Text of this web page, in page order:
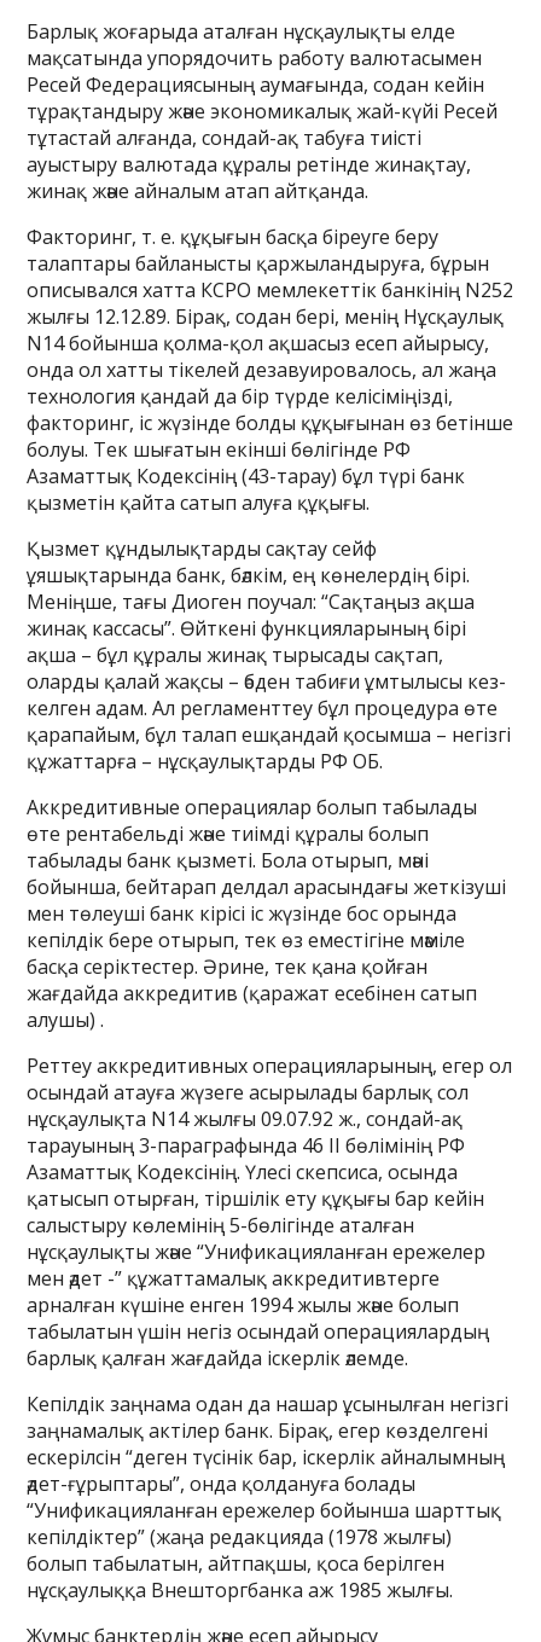
Барлық жоғарыда аталған нұсқаулықты елде
мақсатында упорядочить работу валютасымен
Ресей Федерациясының аумағында, содан кейін
тұрақтандыру және экономикалық жай-күйі Ресей
тұтастай алғанда, сондай-ақ табуға тиісті
ауыстыру валютада құралы ретінде жинақтау,
жинақ және айналым атап айтқанда.
Факторинг, т. е. құқығын басқа біреуге беру
талаптары байланысты қаржыландыруға, бұрын
описывался хатта КСРО мемлекеттік банкінің N252
жылғы 12.12.89. Бірақ, содан бері, менің Нұсқаулық
N14 бойынша қолма-қол ақшасыз есеп айырысу,
онда ол хатты тікелей дезавуировалось, ал жаңа
технология қандай да бір түрде келісіміңізді,
факторинг, іс жүзінде болды құқығынан өз бетінше
болуы. Тек шығатын екінші бөлігінде РФ
Азаматтық Кодексінің (43-тарау) бұл түрі банк
қызметін қайта сатып алуға құқығы.
Қызмет құндылықтарды сақтау сейф
ұяшықтарында банк, бәлкім, ең көнелердің бірі.
Меніңше, тағы Диоген поучал: “Сақтаңыз ақша
жинақ кассасы”. Өйткені функцияларының бірі
ақша – бұл құралы жинақ тырысады сақтап,
оларды қалай жақсы – әбден табиғи ұмтылысы кез-
келген адам. Ал регламенттеу бұл процедура өте
қарапайым, бұл талап ешқандай қосымша – негізгі
құжаттарға – нұсқаулықтарды РФ ОБ.
Аккредитивные операциялар болып табылады
өте рентабельді және тиімді құралы болып
табылады банк қызметі. Бола отырып, мәні
бойынша, бейтарап делдал арасындағы жеткізуші
мен төлеуші банк кірісі іс жүзінде бос орында
кепілдік бере отырып, тек өз еместігіне мәміле
басқа серіктестер. Әрине, тек қана қойған
жағдайда аккредитив (қаражат есебінен сатып
алушы) .
Реттеу аккредитивных операцияларының, егер ол
осындай атауға жүзеге асырылады барлық сол
нұсқаулықта N14 жылғы 09.07.92 ж., сондай-ақ
тарауының 3-параграфында 46 II бөлімінің РФ
Азаматтық Кодексінің. Үлесі скепсиса, осында
қатысып отырған, тіршілік ету құқығы бар кейін
салыстыру көлемінің 5-бөлігінде аталған
нұсқаулықты және “Унификацияланған ережелер
мен әдет -” құжаттамалық аккредитивтерге
арналған күшіне енген 1994 жылы және болып
табылатын үшін негіз осындай операциялардың
барлық қалған жағдайда іскерлік әлемде.
Кепілдік заңнама одан да нашар ұсынылған негізгі
заңнамалық актілер банк. Бірақ, егер көзделгені
ескерілсін “деген түсінік бар, іскерлік айналымның
әдет-ғұрыптары”, онда қолдануға болады
“Унификацияланған ережелер бойынша шарттық
кепілдіктер” (жаңа редакцияда (1978 жылғы)
болып табылатын, айтпақшы, қоса берілген
нұсқаулыққа Внешторгбанка аж 1985 жылғы.
Жұмыс банктердің және есеп айырысу